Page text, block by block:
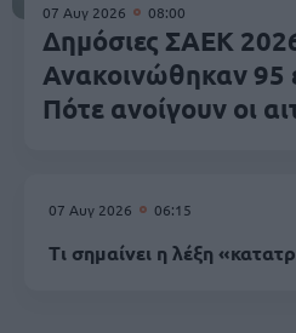
07 Αυγ 2026 08:00
Δημόσιες ΣΑΕΚ
Ανακοινώθηκαν 95
Πότε ανοίγουν οι
07 Αυγ 2026 06:15
Τι σημαίνει η λέξη